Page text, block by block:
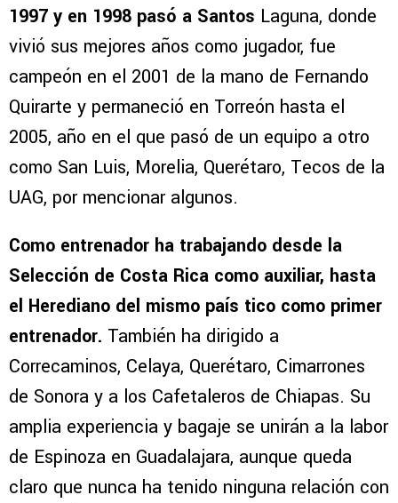
1997 y en 1998 pasó a Santos Laguna, donde
vivió sus mejores años como jugador, fue
campeón en el 2001 de la mano de Fernando
Quirarte y permaneció en Torreón hasta el
2005, año en el que pasó de un equipo a otro
como San Luis, Morelia, Querétaro, Tecos de la
UAG, por mencionar algunos.
Como entrenador ha trabajando desde la
Selección de Costa Rica como auxiliar, hasta
el Herediano del mismo país tico como primer
entrenador. También ha dirigido a
Correcaminos, Celaya, Querétaro, Cimarrones
de Sonora y a los Cafetaleros de Chiapas. Su
amplia experiencia y bagaje se unirán a la labor
de Espinoza en Guadalajara, aunque queda
claro que nunca ha tenido ninguna relación con